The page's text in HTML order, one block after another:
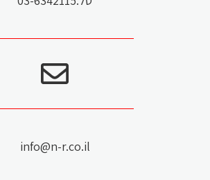
info@n-r.co.il